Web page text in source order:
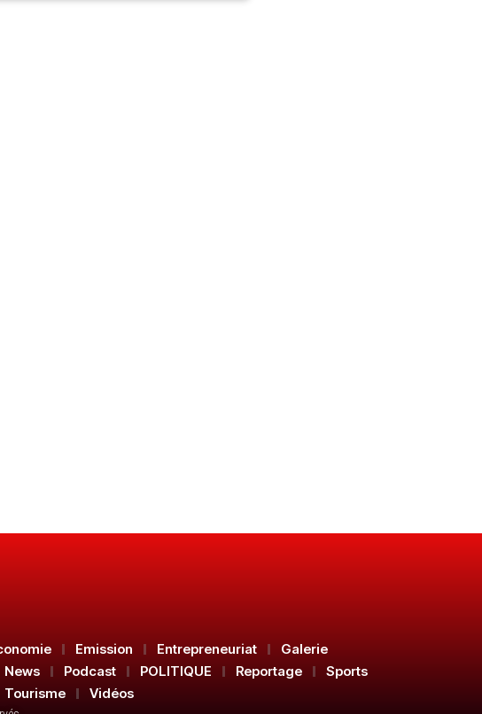
Emission Entrepreneuriat
Galerie
News Podcast POLITIQUE Reportage
Sports
Tourisme Vidéos